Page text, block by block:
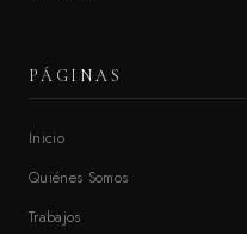
PÁGINAS
Inicio
Quiénes Somos
Trabajos